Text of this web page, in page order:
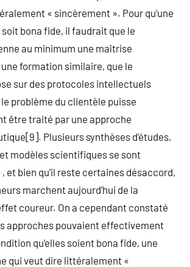
« sincèrement ». Pour qu’une
bona fide, il faudrait que le
au minimum une maîtrise
formation similaire, que le
sur des protocoles intellectuels
problème du clientèle puisse
être traité par une approche
Plusieurs synthèses d’études,
modèles scientifiques se sont
et bien qu’il reste certaines désaccord,
marchent aujourd’hui de la
coureur. On a cependant constaté
approches pouvaient effectivement
qu’elles soient bona fide, une
qui veut dire littéralement «